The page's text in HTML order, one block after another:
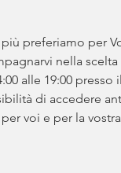
preferiamo per
nella
alle 19:00
di accedere
voi e per la